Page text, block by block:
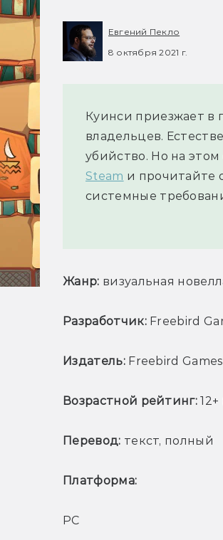
Евгений Пекло
8 октября 2021 г.
Куинси приезжает в
владельцев.
убийство. Но на
Steam и прочитайте
системные
Жанр: визуальная
Разработчик: Freebird
Издатель: Freebird Games
Возрастной рейтинг:
Перевод: текст, полный
Платформа:
РС